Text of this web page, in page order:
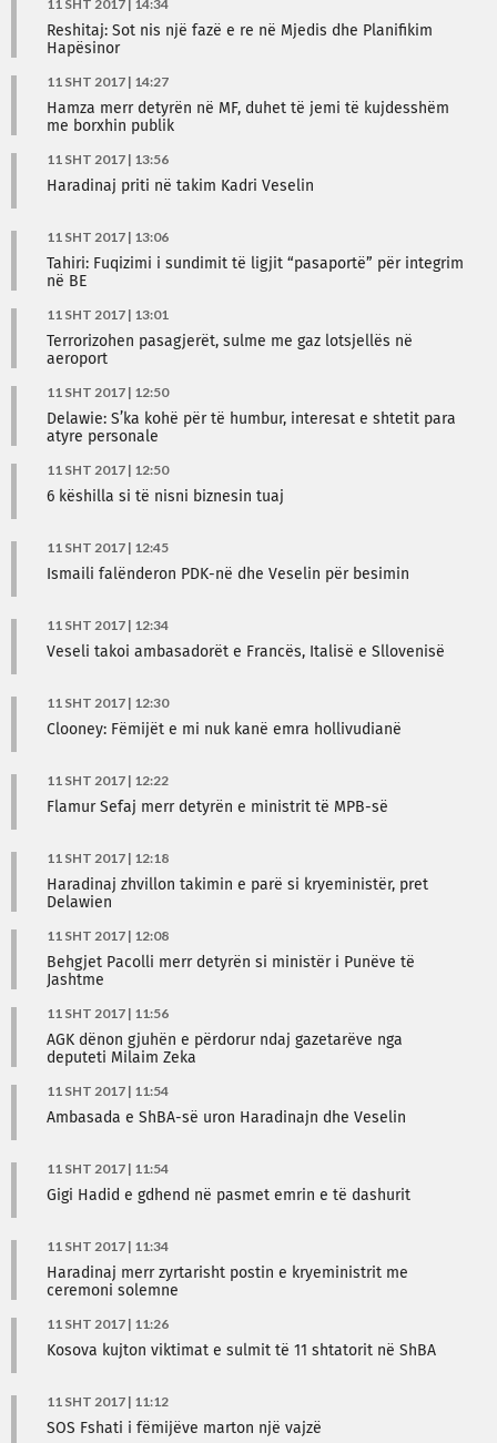
11 SHT 2017 | 14:34
Reshitaj: Sot nis një fazë e re në Mjedis dhe Planifikim
Hapësinor
11 SHT 2017 | 14:27
Hamza merr detyrën në MF, duhet të jemi të kujdesshëm
me borxhin publik
11 SHT 2017 | 13:56
Haradinaj priti në takim Kadri Veselin
11 SHT 2017 | 13:06
Tahiri: Fuqizimi i sundimit të ligjit “pasaportë” për integrim
në BE
11 SHT 2017 | 13:01
Terrorizohen pasagjerët, sulme me gaz lotsjellës në
aeroport
11 SHT 2017 | 12:50
Delawie: S’ka kohë për të humbur, interesat e shtetit para
atyre personale
11 SHT 2017 | 12:50
6 këshilla si të nisni biznesin tuaj
11 SHT 2017 | 12:45
Ismaili falënderon PDK-në dhe Veselin për besimin
11 SHT 2017 | 12:34
Veseli takoi ambasadorët e Francës, Italisë e Sllovenisë
11 SHT 2017 | 12:30
Clooney: Fëmijët e mi nuk kanë emra hollivudianë
11 SHT 2017 | 12:22
Flamur Sefaj merr detyrën e ministrit të MPB-së
11 SHT 2017 | 12:18
Haradinaj zhvillon takimin e parë si kryeministër, pret
Delawien
11 SHT 2017 | 12:08
Behgjet Pacolli merr detyrën si ministër i Punëve të
Jashtme
11 SHT 2017 | 11:56
AGK dënon gjuhën e përdorur ndaj gazetarëve nga
deputeti Milaim Zeka
11 SHT 2017 | 11:54
Ambasada e ShBA-së uron Haradinajn dhe Veselin
11 SHT 2017 | 11:54
Gigi Hadid e gdhend në pasmet emrin e të dashurit
11 SHT 2017 | 11:34
Haradinaj merr zyrtarisht postin e kryeministrit me
ceremoni solemne
11 SHT 2017 | 11:26
Kosova kujton viktimat e sulmit të 11 shtatorit në ShBA
11 SHT 2017 | 11:12
SOS Fshati i fëmijëve marton një vajzë